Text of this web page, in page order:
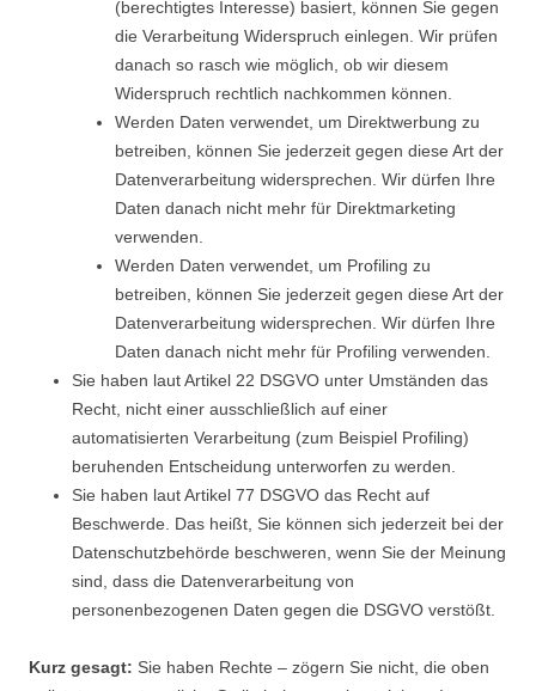
(berechtigtes Interesse) basiert, können Sie gegen
die Verarbeitung Widerspruch einlegen. Wir prüfen
danach so rasch wie möglich, ob wir diesem
Widerspruch rechtlich nachkommen können.
Werden Daten verwendet, um Direktwerbung zu
betreiben, können Sie jederzeit gegen diese Art der
Datenverarbeitung widersprechen. Wir dürfen Ihre
Daten danach nicht mehr für Direktmarketing
verwenden.
Werden Daten verwendet, um Profiling zu
betreiben, können Sie jederzeit gegen diese Art der
Datenverarbeitung widersprechen. Wir dürfen Ihre
Daten danach nicht mehr für Profiling verwenden.
Sie haben laut Artikel 22 DSGVO unter Umständen das
Recht, nicht einer ausschließlich auf einer
automatisierten Verarbeitung (zum Beispiel Profiling)
beruhenden Entscheidung unterworfen zu werden.
Sie haben laut Artikel 77 DSGVO das Recht auf
Beschwerde. Das heißt, Sie können sich jederzeit bei der
Datenschutzbehörde beschweren, wenn Sie der Meinung
sind, dass die Datenverarbeitung von
personenbezogenen Daten gegen die DSGVO verstößt.
Kurz gesagt: Sie haben Rechte – zögern Sie nicht, die oben